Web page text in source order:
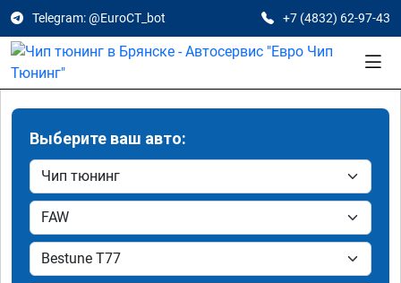
Telegram: @EuroCT_bot +7 (4832) 62-97-43
Выберите ваш авто: